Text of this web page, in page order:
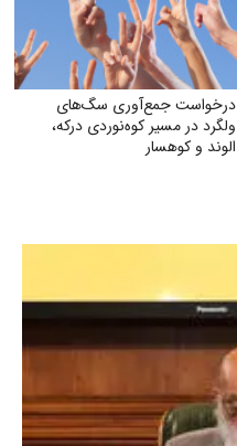
درخواست جمع‌آوری سگ‌های
ولگرد در مسیر کوه‌نوردی درکه،
الوند و کوهسار